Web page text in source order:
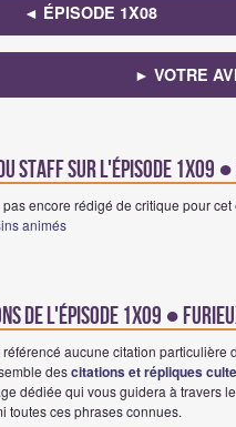
◄ ÉPISODE 1X08
► VOTRE
staff sur l'épisode 1x09 ●
encore rédigé de critique pour
animés
de l'épisode 1x09 ●
aucune citation
descitations et répliques
dédiée qui vous guidera à travers
toutes ces phrases connues.